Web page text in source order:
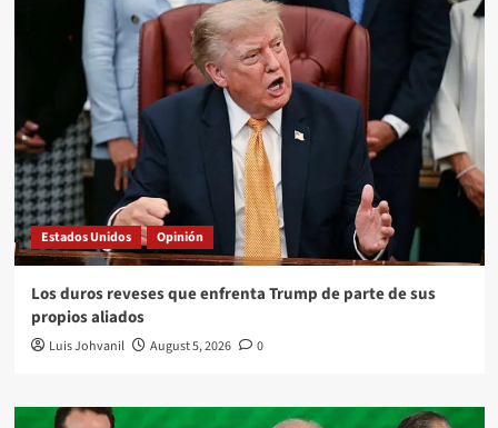
Estados Unidos Opinión
Los duros reveses que enfrenta Trump de parte de sus
propios aliados
Luis Johvanil August 5, 2026 0